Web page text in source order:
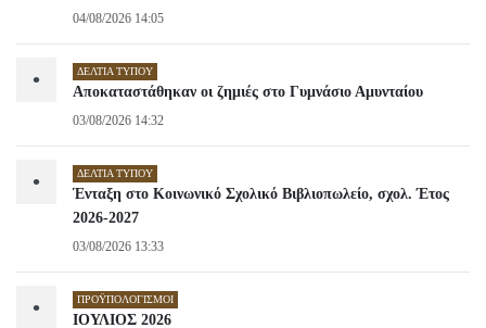
04/08/2026 14:05
• ΔΕΛΤΊΑ ΤΎΠΟΥ
Αποκαταστάθηκαν οι ζημιές στο Γυμνάσιο Αμυνταίου
03/08/2026 14:32
• ΔΕΛΤΊΑ ΤΎΠΟΥ
Ένταξη στο Κοινωνικό Σχολικό Βιβλιοπωλείο, σχολ. Έτος
2026-2027
03/08/2026 13:33
• ΠΡΟΫΠΟΛΟΓΙΣΜΟΊ
ΙΟΥΛΙΟΣ 2026